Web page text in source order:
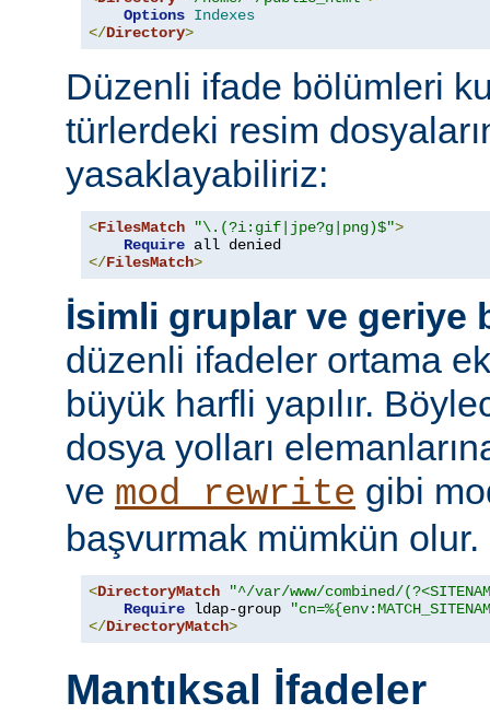
Options Indexes
</Directory>
Düzenli ifade bölümleri
türlerdeki resim
yasaklayabiliriz:
<FilesMatch "\.(?i:gif|jpe?g|png)$">
Require
</FilesMatch>
İsimli gruplar ve geriye
düzenli ifadeler ortama
büyük harfli yapılır.
dosya yolları
ve mod_rewrite gibi
başvurmak mümkün olur.
<DirectoryMatch
"^/var/www/combined/
Require ldap-group
</DirectoryMatch>
Mantıksal İfadeler